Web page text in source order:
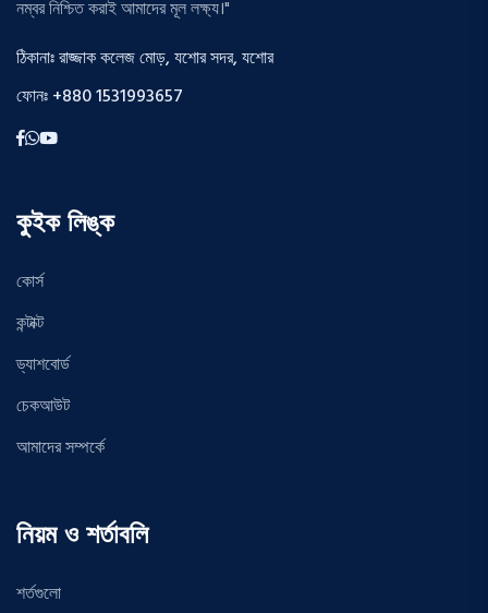
নম্বর নিশ্চিত করাই আমাদের মূল লক্ষ্য।"
ঠিকানাঃ রাজ্জাক কলেজ মোড়, যশোর সদর, যশোর
ফোনঃ +880 1531993657
কুইক লিঙ্ক
কোর্স
কন্টাক্ট
ড্যাশবোর্ড
চেকআউট
আমাদের সম্পর্কে
নিয়ম ও শর্তাবলি
শর্তগুলো